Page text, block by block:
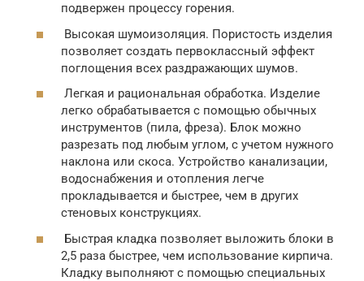
подвержен процессу горения.
Высокая шумоизоляция. Пористость изделия
позволяет создать первоклассный эффект
поглощения всех раздражающих шумов.
Легкая и рациональная обработка. Изделие
легко обрабатывается с помощью обычных
инструментов (пила, фреза). Блок можно
разрезать под любым углом, с учетом нужного
наклона или скоса. Устройство канализации,
водоснабжения и отопления легче
прокладывается и быстрее, чем в других
стеновых конструкциях.
Быстрая кладка позволяет выложить блоки в
2,5 раза быстрее, чем использование кирпича.
Кладку выполняют с помощью специальных